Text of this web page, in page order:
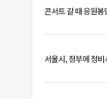
콘서트 갈 때 응원
서울시, 정부에 정